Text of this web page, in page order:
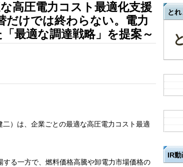
高圧電力コスト最適化支援
だけでは終わらない。電力
最適な調達戦略」を提案～
）は、企業ごとの最適な高圧電力コスト最適
る一方で、燃料価格高騰や卸電力市場価格の
とれ
IR動